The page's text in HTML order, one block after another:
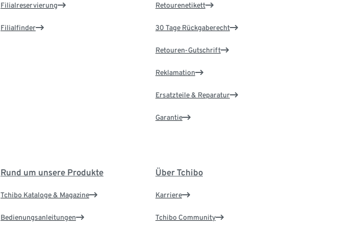
Filialreservierung
Filialfinder
Retourenetikett
30 Tage Rückgaberecht
Retouren-Gutschrift
Reklamation
Ersatzteile & Reparatur
Garantie
Rund um unsere Produkte
Tchibo Kataloge & Magazine
Bedienungsanleitungen
Über Tchibo
Karriere
Tchibo Community